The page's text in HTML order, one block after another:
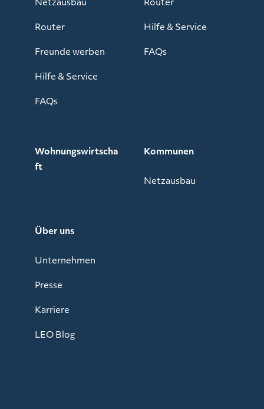
Router
Freunde werben
Hilfe & Service
FAQs
Hilfe & Service
FAQs
Wohnungswirtscha
ft
Kommunen
Netzausbau
Über uns
Unternehmen
Presse
Karriere
LEO Blog